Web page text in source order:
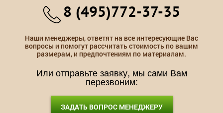
8 (495)772-37-35
Наши менеджеры, ответят на все интересующие Вас
вопросы и помогут рассчитать стоимость по вашим
размерам, и предпочтениям по материалам.
Или отправьте заявку, мы сами Вам
перезвоним:
ЗАДАТЬ ВОПРОС МЕНЕДЖЕРУ